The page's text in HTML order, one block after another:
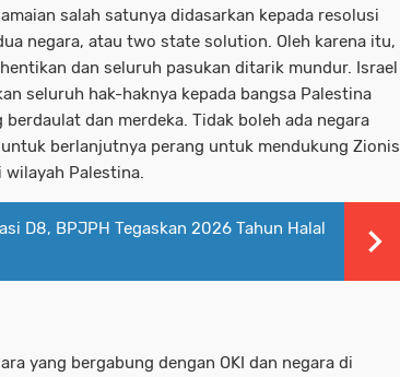
salah satunya didasarkan kepada resolusi
negara, atau two state solution. Oleh karena itu,
dan seluruh pasukan ditarik mundur. Israel
seluruh hak-haknya kepada bangsa Palestina
berdaulat dan merdeka. Tidak boleh ada negara
berlanjutnya perang untuk mendukung Zionis
wilayah Palestina.
D8, BPJPH Tegaskan 2026 Tahun Halal
yang bergabung dengan OKI dan negara di